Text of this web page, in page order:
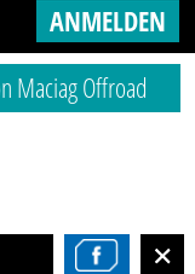
ANMELDEN
Maciag Offroad